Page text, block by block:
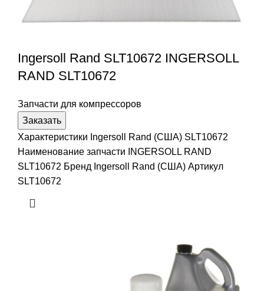
Ingersoll Rand SLT10672 INGERSOLL
RAND SLT10672
Запчасти для компрессоров
Заказать
Характеристики Ingersoll Rand (США) SLT10672
Наименование запчасти INGERSOLL RAND
SLT10672 Бренд Ingersoll Rand (США) Артикул
SLT10672